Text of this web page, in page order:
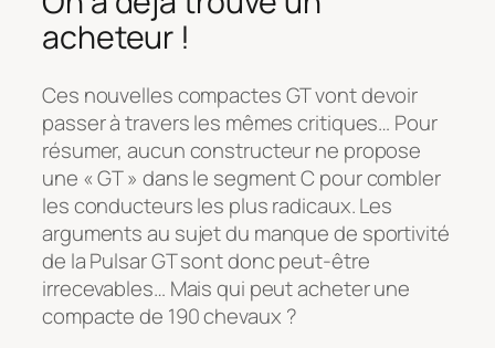
acheteur !
Ces nouvelles compactes GT vont devoir
passer à travers les mêmes critiques… Pour
résumer, aucun constructeur ne propose
une « GT » dans le segment C pour combler
les conducteurs les plus radicaux. Les
arguments au sujet du manque de sportivité
de la Pulsar GT sont donc peut-être
irrecevables… Mais qui peut acheter une
compacte de 190 chevaux ?